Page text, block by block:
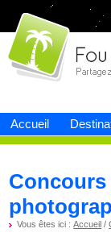
Accueil
Fou devoyage
Vous êtes ici :Accueil /